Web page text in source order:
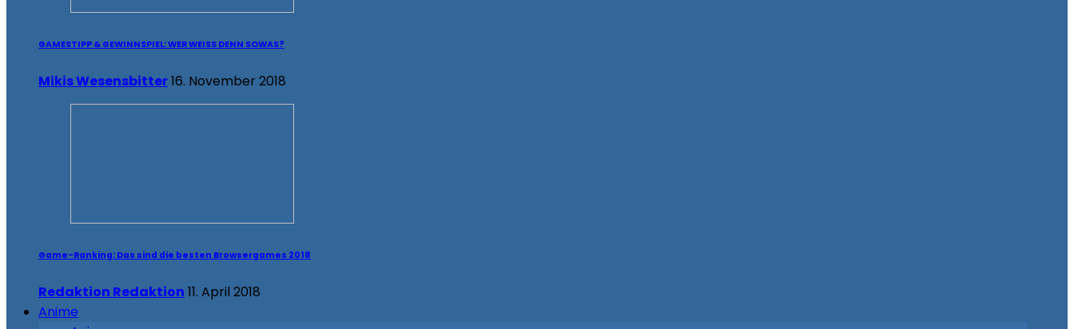
GAMESTIPP & GEWINNSPIEL: WER WEISS DENN SOWAS?
Mikis Wesensbitter16. November 2018
Game-Ranking: Das sind die besten Browsergames 2018
Redaktion Redaktion 11. April 2018
Anime